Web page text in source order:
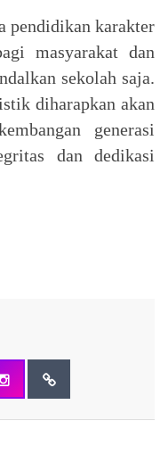
pendidikan karakter
masyarakat dan
sekolah saja.
diharapkan akan
generasi
dan dedikasi